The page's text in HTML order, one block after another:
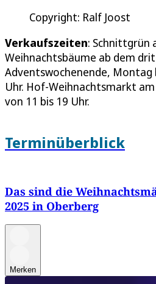
Copyright: Ralf Joost
Verkaufszeiten: Schnittgrün
Weihnachtsbäume ab dem
Adventswochenende, Montag
Uhr. Hof-Weihnachtsmarkt
von 11 bis 19 Uhr.
Terminüberblick
Das sind die
2025 in Oberberg
Merken